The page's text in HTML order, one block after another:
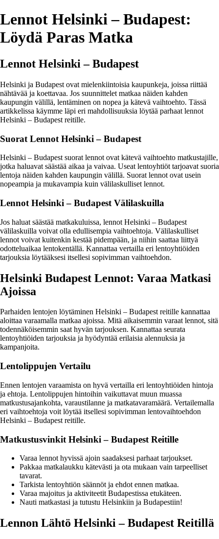
Lennot Helsinki – Budapest:
Löydä Paras Matka
Lennot Helsinki – Budapest
Helsinki ja Budapest ovat mielenkiintoisia kaupunkeja, joissa riittää
nähtävää ja koettavaa. Jos suunnittelet matkaa näiden kahden
kaupungin välillä, lentäminen on nopea ja kätevä vaihtoehto. Tässä
artikkelissa käymme läpi eri mahdollisuuksia löytää parhaat lennot
Helsinki – Budapest reitille.
Suorat Lennot Helsinki – Budapest
Helsinki – Budapest suorat lennot ovat kätevä vaihtoehto matkustajille,
jotka haluavat säästää aikaa ja vaivaa. Useat lentoyhtiöt tarjoavat suoria
lentoja näiden kahden kaupungin välillä. Suorat lennot ovat usein
nopeampia ja mukavampia kuin välilaskulliset lennot.
Lennot Helsinki – Budapest Välilaskuilla
Jos haluat säästää matkakuluissa, lennot Helsinki – Budapest
välilaskuilla voivat olla edullisempia vaihtoehtoja. Välilaskulliset
lennot voivat kuitenkin kestää pidempään, ja niihin saattaa liittyä
odotteluaikaa lentokentällä. Kannattaa vertailla eri lentoyhtiöiden
tarjouksia löytääksesi itsellesi sopivimman vaihtoehdon.
Helsinki Budapest Lennot: Varaa Matkasi
Ajoissa
Parhaiden lentojen löytäminen Helsinki – Budapest reitille kannattaa
aloittaa varaamalla matkaa ajoissa. Mitä aikaisemmin varaat lennot, sitä
todennäköisemmin saat hyvän tarjouksen. Kannattaa seurata
lentoyhtiöiden tarjouksia ja hyödyntää erilaisia alennuksia ja
kampanjoita.
Lentolippujen Vertailu
Ennen lentojen varaamista on hyvä vertailla eri lentoyhtiöiden hintoja
ja ehtoja. Lentolippujen hintoihin vaikuttavat muun muassa
matkustusajankohta, varaustilanne ja matkatavaramäärä. Vertailemalla
eri vaihtoehtoja voit löytää itsellesi sopivimman lentovaihtoehdon
Helsinki – Budapest reitille.
Matkustusvinkit Helsinki – Budapest Reitille
Varaa lennot hyvissä ajoin saadaksesi parhaat tarjoukset.
Pakkaa matkalaukku kätevästi ja ota mukaan vain tarpeelliset
tavarat.
Tarkista lentoyhtiön säännöt ja ehdot ennen matkaa.
Varaa majoitus ja aktiviteetit Budapestissa etukäteen.
Nauti matkastasi ja tutustu Helsinkiin ja Budapestiin!
Lennon Lähtö Helsinki – Budapest Reitillä